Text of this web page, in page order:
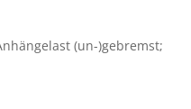
(un-)gebremst;